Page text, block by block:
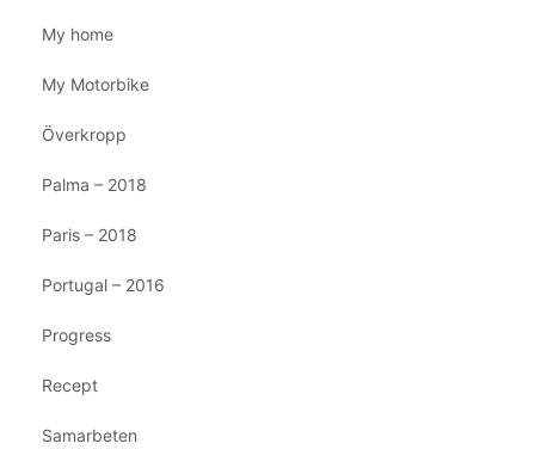
My home
My Motorbike
Överkropp
Palma – 2018
Paris – 2018
Portugal – 2016
Progress
Recept
Samarbeten